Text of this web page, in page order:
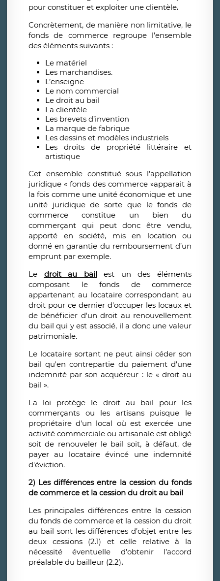
pour constituer et exploiter une clientèle.
Concrètement, de manière non limitative, le
fonds de commerce regroupe l’ensemble
des éléments suivants :
Le matériel
Les marchandises.
L’enseigne
Le nom commercial
Le droit au bail
La clientèle
Les brevets d’invention
La marque de fabrique
Les dessins et modèles industriels
Les droits de propriété littéraire et
artistique
Cet ensemble constitué sous l’appellation
juridique « fonds des commerce »apparait à
la fois comme une unité économique et une
unité juridique de sorte que le fonds de
commerce constitue un bien du
commerçant qui peut donc être vendu,
apporté en société, mis en location ou
donné en garantie du remboursement d’un
emprunt par exemple.
Le droit au bailest un des éléments
composant le fonds de commerce
appartenant au locataire correspondant au
droit pour ce dernier d'occuper les locaux et
de bénéficier d'un droit au renouvellement
du bail qui y est associé, il a donc une valeur
patrimoniale.
Le locataire sortant ne peut ainsi céder son
bail qu'en contrepartie du paiement d'une
indemnité par son acquéreur : le « droit au
bail ».
La loi protège le droit au bail pour les
commerçants ou les artisans puisque le
propriétaire d'un local où est exercée une
activité commerciale ou artisanale est obligé
soit de renouveler le bail soit, à défaut, de
payer au locataire évincé une indemnité
d'éviction.
2) Les différences entre la cession du fonds
de commerce et la cession du droit au bail
Les principales différences entre la cession
du fonds de commerce et la cession du droit
au bail sont les différences d’objet entre les
deux cessions (2.1) et celle relative à la
nécessité éventuelle d’obtenir l’accord
préalable du bailleur (2.2).